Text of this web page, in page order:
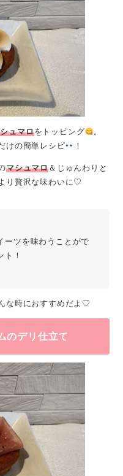
ュマロをトッピング
。
けの簡単レシピ
！
マシュマロ＆じゅんわりと
り贅沢な味わいに♡
ーツを味わうことがで
ト！
な時におすすめだよ♡
のデリ仕立て